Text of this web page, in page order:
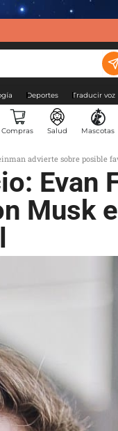
Deportes Traducir voz
Compras Salud Mascotas
advierte sobre
Evan
Musk